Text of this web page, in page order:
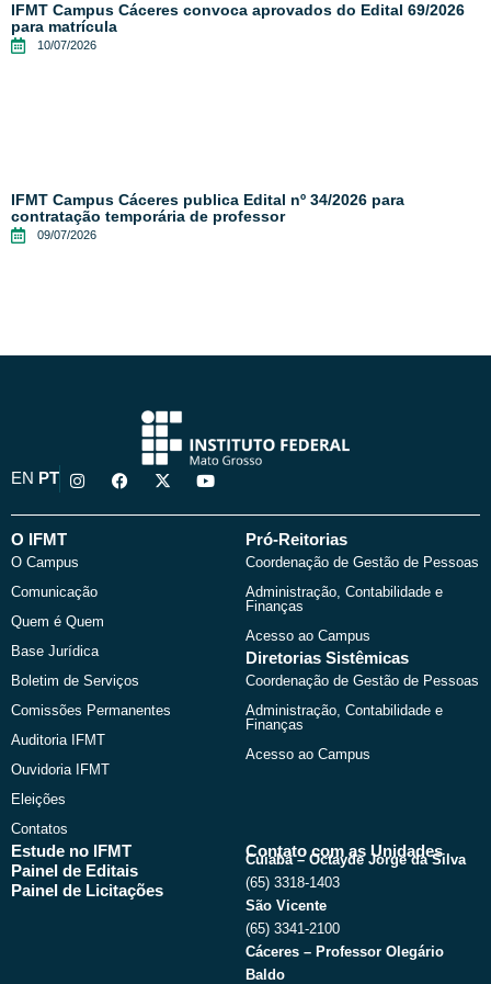
IFMT Campus Cáceres convoca aprovados do Edital 69/2026
para matrícula
10/07/2026
IFMT Campus Cáceres publica Edital nº 34/2026 para
contratação temporária de professor
09/07/2026
EN PT
I
n
t
r
a
m
F
a
e
X
-
w
Y
o
t
O IFMT
O Campus
Comunicação
Quem é Quem
Base Jurídica
Boletim de Serviços
Comissões Permanentes
Auditoria IFMT
Ouvidoria IFMT
Eleições
Contatos
Pró-Reitorias
Coordenação de Gestão de Pessoas
Administração, Contabilidade e
Finanças
Acesso ao Campus
Diretorias Sistêmicas
Coordenação de Gestão de Pessoas
Administração, Contabilidade e
Finanças
Acesso ao Campus
Estude no IFMT
Painel de Editais
Painel de Licitações
Contato com as Unidades
Cuiabá – Octayde Jorge da Silva
(65) 3318-1403
São Vicente
(65) 3341-2100
Cáceres – Professor Olegário
Baldo